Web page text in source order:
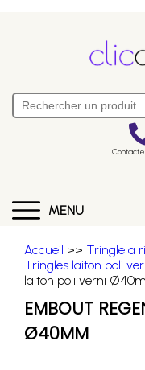
MENU
Accueil >> Tringle a
Tringles laiton poli
laiton poli verni
EMBOUT
Ø40MM